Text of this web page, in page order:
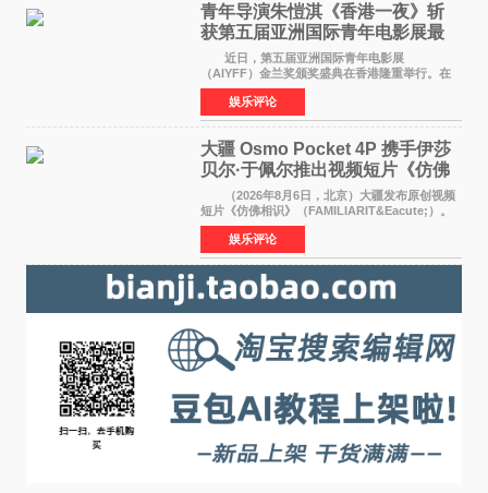
青年导演朱愷淇《香港一夜》斩
获第五届亚洲国际青年电影展最
佳剧本改编奖
近日，第五届亚洲国际青年电影展
（AIYFF）金兰奖颁奖盛典在香港隆重举行。在
这场汇聚数百位海内外电影人、文化界人士及媒
体代表的亚洲青年影视盛会上，香港本土电影
《香港一夜》（Dawn in Ho
娱乐评论
大疆 Osmo Pocket 4P 携手伊莎
贝尔·于佩尔推出视频短片《仿佛
相识》
（2026年8月6日，北京）大疆发布原创视频
短片《仿佛相识》（FAMILIARIT&Eacute;）。
视频短片由戛纳国际电影节最佳女演员伊莎贝尔·
于佩尔（Isabelle Huppert）主演，全程使用大
疆首款双主摄口
娱乐评论